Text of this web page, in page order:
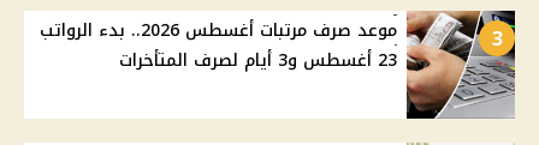
3
موعد صرف مرتبات أغسطس 2026.. بدء الرواتب
23 أغسطس و3 أيام لصرف المتأخرات